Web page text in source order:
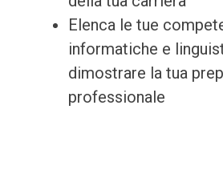
Elenca le tue
informatiche e
dimostrare la tua
professionale